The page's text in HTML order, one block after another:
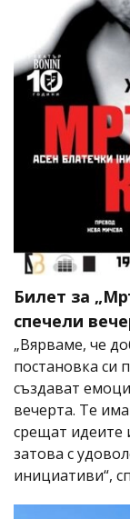
Билет за
спечели
„Вярваме, че
постановка си
създават
вечерта. Те
срещат идеите
затова с
инициативи“,